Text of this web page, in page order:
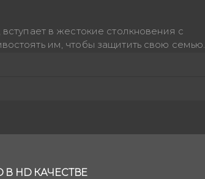
в жестокие столкновения с
им, чтобы защитить свою семью.
HD КАЧЕСТВЕ